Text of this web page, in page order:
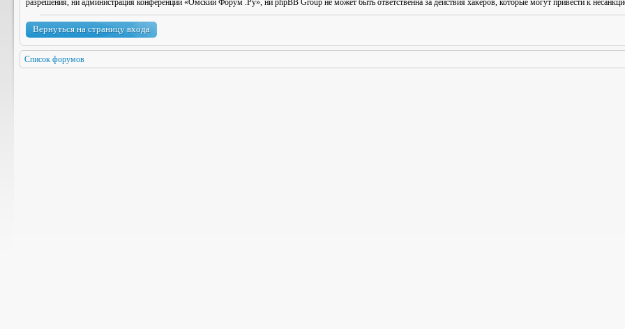
разрешения, ни администрация конференции «Омский Форум .Ру», ни phpBB Group не может быть ответственна за действия хакеров, которые могут привести к
Вернуться на страницу входа
Список форумов